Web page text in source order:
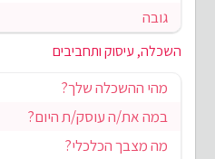
גובה
השכלה, עיסוק ותחביבים
מהי ההשכלה שלך?
במה את/ה עוסק/ת היום?
מה מצבך הכלכלי?